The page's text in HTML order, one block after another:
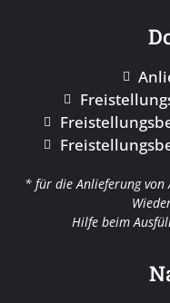
* für die Anlieferung von
Hilfe beim